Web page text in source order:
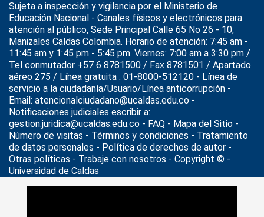
Noticias>Actualidad>Comité de Política Cultural busca
Sujeta a inspección y vigilancia por el Ministerio de
Educación Nacional - Canales físicos y electrónicos para
atención al público, Sede Principal Calle 65 No 26 - 10,
Manizales Caldas Colombia. Horario de atención: 7:45 am -
11:45 am y 1:45 pm - 5:45 pm. Viernes: 7:00 am a 3:30 pm /
Tel conmutador +57 6 8781500 / Fax 8781501 / Apartado
aéreo 275 / Línea gratuita : 01-8000-512120 - Línea de
servicio a la ciudadanía/Usuario/Línea anticorrupción -
Email: atencionalciudadano@ucaldas.edu.co -
Notificaciones judiciales escribir a:
gestion.juridica@ucaldas.edu.co - FAQ - Mapa del Sitio -
Número de visitas - Términos y condiciones - Tratamiento
de datos personales - Política de derechos de autor -
Otras políticas - Trabaje con nosotros - Copyright © -
Universidad de Caldas